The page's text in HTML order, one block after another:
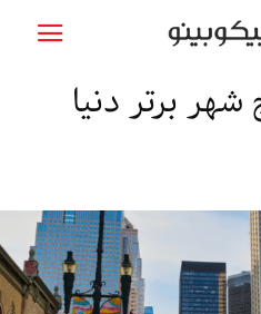
برتر دنیا